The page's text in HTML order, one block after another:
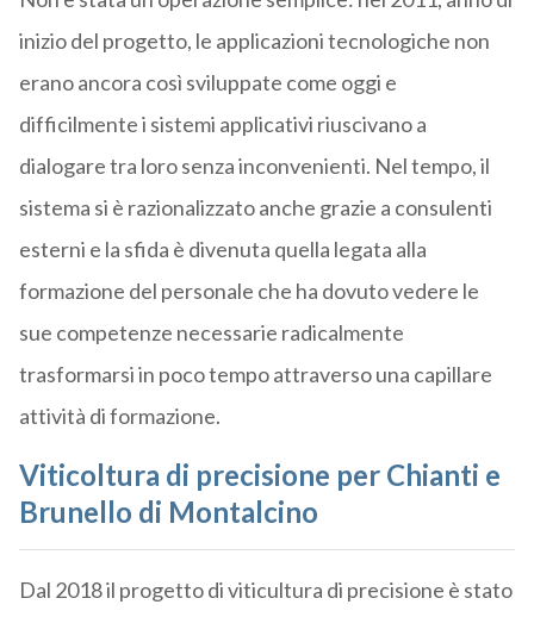
inizio del progetto, le applicazioni tecnologiche non
erano ancora così sviluppate come oggi e
difficilmente i sistemi applicativi riuscivano a
dialogare tra loro senza inconvenienti. Nel tempo, il
sistema si è razionalizzato anche grazie a consulenti
esterni e la sfida è divenuta quella legata alla
formazione del personale che ha dovuto vedere le
sue competenze necessarie radicalmente
trasformarsi in poco tempo attraverso una capillare
attività di formazione.
Viticoltura di precisione per Chianti e
Brunello di Montalcino
Dal 2018 il progetto di viticultura di precisione è stato